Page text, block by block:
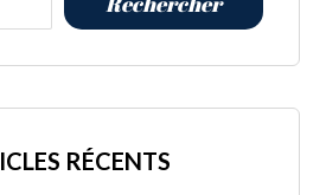
RÉCENTS